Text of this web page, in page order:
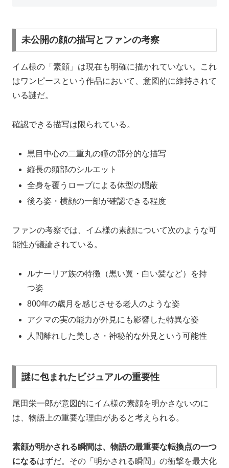
未公開の顔の描写とファンの考察
イム様の「素顔」は現在も明確に描かれていない。これ
はワンピースという作品において、意図的に維持されて
いる謎だ。
確認できる描写は限られている。
黒目中心の二重丸の瞳の部分的な描写
縦長の頭部のシルエット
全身を覆うローブによる体型の隠蔽
後ろ姿・横顔の一部が確認できる程度
ファンの考察では、イム様の素顔について次のような可
能性が議論されている。
ルナーリア族の特徴（黒い翼・白い髪など）を持
つ姿
800年の歳月を感じさせる老人のような姿
アクマの実の能力が外見にも影響した特異な姿
人間離れした美しさ・神秘的な外見という可能性
謎に包まれたビジュアルの重要性
尾田栄一郎が意図的にイム様の素顔を明かさないのに
は、物語上の重要な理由があると考えられる。
素顔が明かされる瞬間は、物語の最重要な転換点の一つ
になるはずだ。その「明かされる瞬間」の衝撃を最大化